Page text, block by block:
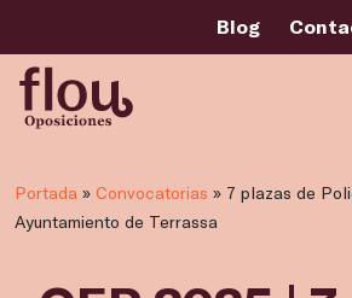
Blog
Portada » Convocatorias » 7 plazas de
Ayuntamiento de Terrassa